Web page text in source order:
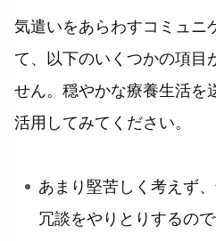
気遣いをあらわすコミュニ
て、以下のいくつかの項目
せん。穏やかな療養生活を
活用してみてください。
あまり堅苦しく考えず
冗談をやりとりするの